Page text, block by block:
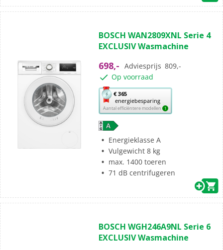
van
de
sterren.
6
beoordelingen
BOSCH WAN2809XNL Serie 4
EXCLUSIV Wasmachine
698,- Adviesprijs 809,-
Op voorraad
€ 365
energiebesparing
Aantal efficiëntere modellen 1
Met
deze
knop
opent
Youreko’s
tool
voor
energiebesparing.
Energieklasse A
Vulgewicht 8 kg
max. 1400 toeren
71 dB centrifugeren
van
de
BOSCH WGH246A9NL Serie 6
EXCLUSIV Wasmachine